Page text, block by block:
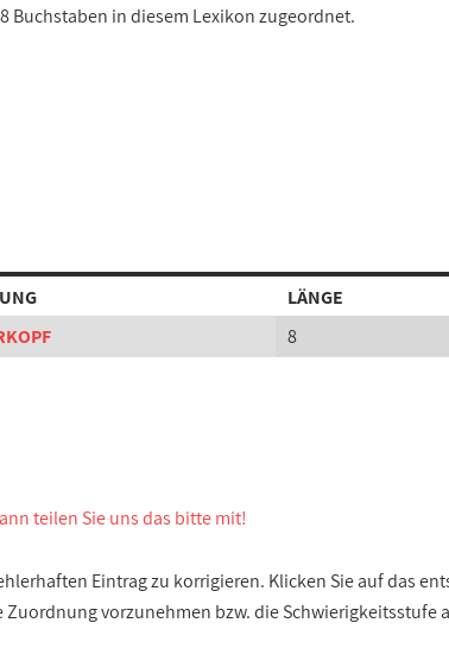
Buchstaben in diesem Lexikon zugeordnet.
LÄNGE
8
teilen Sie uns das bitte mit!
Eintrag zu korrigieren. Klicken Sie auf das
vorzunehmen bzw. die Schwierigkeitsstufe